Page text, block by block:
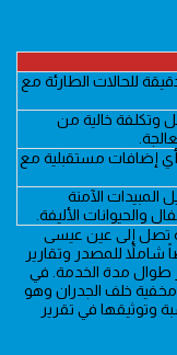
24 ساعة مع استجابة خلال 30 دقيقة للحالات الطارئة مع
خالية من
إضافات مستقبلية مع
المبيدات الآمنة
والحيوانات الأليفة.
صيانة منازل الرياض 24 ساعة تصل إلى عين عيسى
وتقدم فحصاً شاملاً للمصدر وتقارير
طوال مدة الخدمة. في
خلف الجدران وهو
وتوثيقها في تقرير